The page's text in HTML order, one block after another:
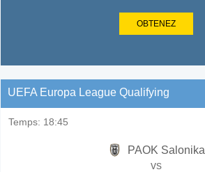
OBTENEZ
UEFA Europa League Qualifying
Temps: 18:45
PAOK Salonika
vs